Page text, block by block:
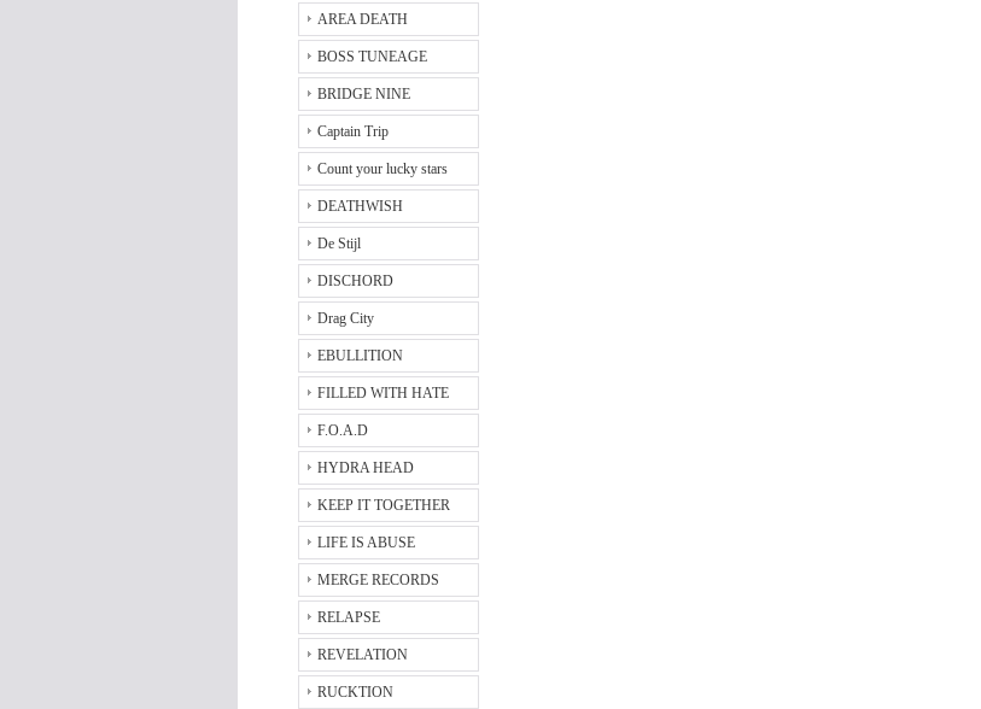
AREA DEATH
BOSS TUNEAGE
BRIDGE NINE
Captain Trip
Count your lucky stars
DEATHWISH
De Stijl
DISCHORD
Drag City
EBULLITION
FILLED WITH HATE
F.O.A.D
HYDRA HEAD
KEEP IT TOGETHER
LIFE IS ABUSE
MERGE RECORDS
RELAPSE
REVELATION
RUCKTION